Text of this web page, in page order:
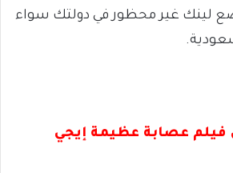
لينك غير محظور في دولتك سواء
عصابة عظيمة إيجي